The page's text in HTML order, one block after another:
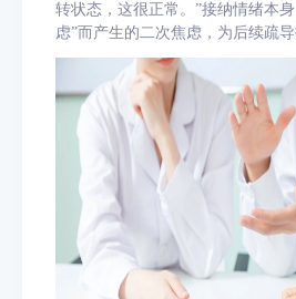
转状态，这很正常。”接纳情绪本
虑”而产生的二次焦虑，为后续疏导